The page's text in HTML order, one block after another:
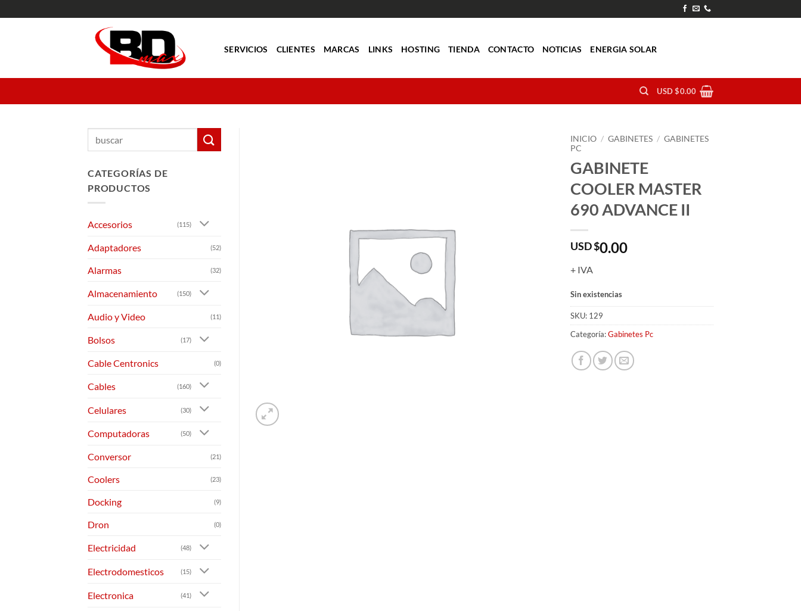
al
SERVICIOS CLIENTES MARCAS LINKS HOSTING TIENDA CONTACTO NOTICIAS ENERGIA SOLAR
USD $0.00
INICIO / GABINETES / GABINETES
PC
GABINETE
COOLER MASTER
690 ADVANCE II
USD $0.00
+ IVA
Sin existencias
SKU: 129
Categoría:Gabinetes Pc
CATEGORÍAS DE
PRODUCTOS
Accesorios (115)
Adaptadores (52)
Alarmas (32)
Almacenamiento (150)
Audio y Video (11)
Bolsos (17)
Cable Centronics (0)
Cables (160)
Celulares (30)
Computadoras (50)
Conversor (21)
Coolers (23)
Docking (9)
Dron (0)
Electricidad (48)
Electrodomesticos (15)
Electronica (41)